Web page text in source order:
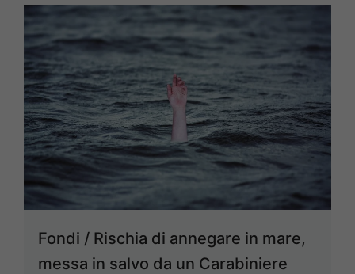
Fondi / Rischia di annegare in mare,
messa in salvo da un Carabiniere